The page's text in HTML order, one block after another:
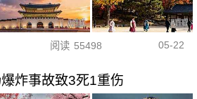
阅读 55498 05-22
炸事故致3死1重伤